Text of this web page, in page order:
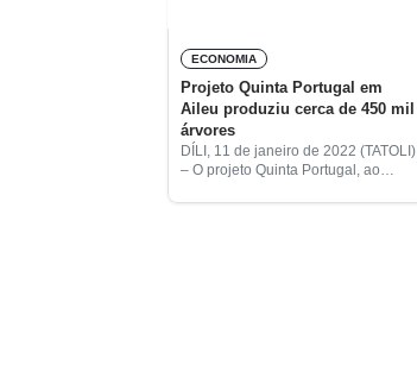
ECONOMIA
Projeto Quinta Portugal em
Aileu produziu cerca de 450 mil
árvores
DÍLI, 11 de janeiro de 2022 (TATOLI)
– O projeto Quinta Portugal, ao